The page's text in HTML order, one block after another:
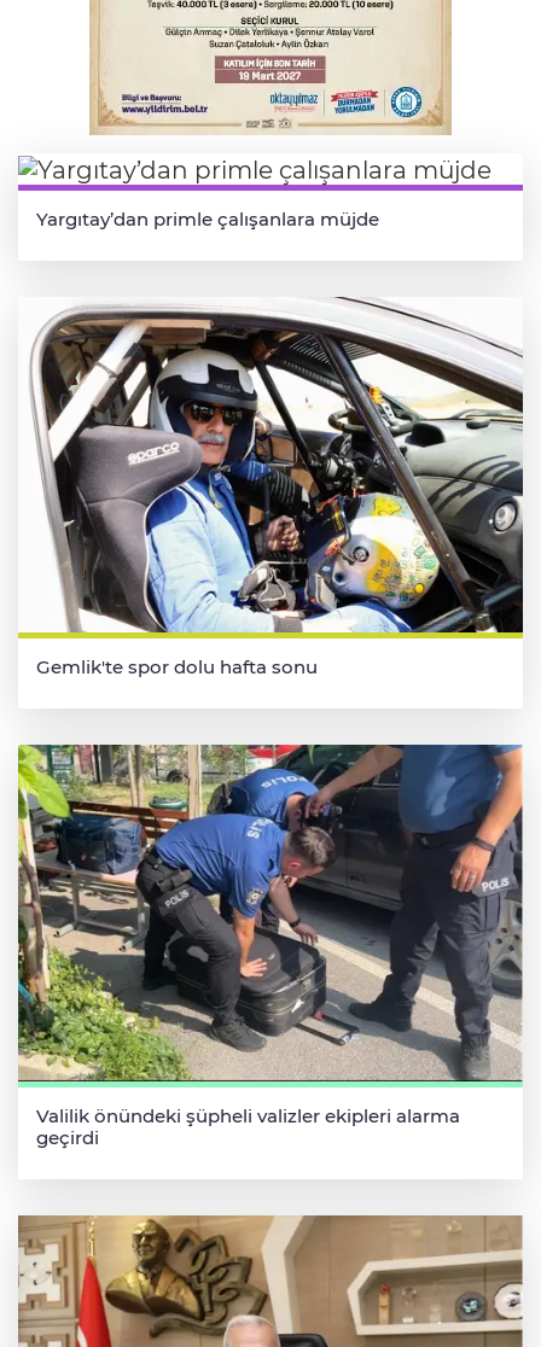
Osmangazi’de kaldırım işgaline geçit yok
Osmangazi’de iş arayanlara destek
Yargıtay’dan primle çalışanlara müjde
Gemlik'te spor dolu hafta sonu
Valilik önündeki şüpheli valizler ekipleri alarma
geçirdi